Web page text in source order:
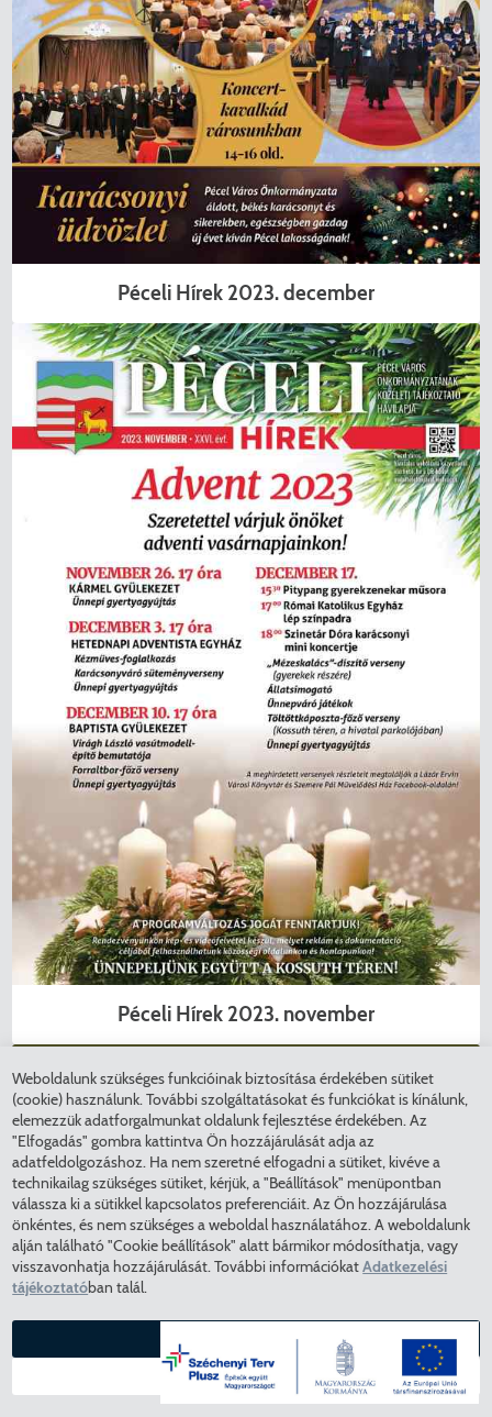
Péceli Hírek 2023. december
Péceli Hírek 2023. november
Weboldalunk szükséges funkcióinak biztosítása érdekében sütiket
(cookie) használunk. További szolgáltatásokat és funkciókat is kínálunk,
elemezzük adatforgalmunkat oldalunk fejlesztése érdekében. Az
"Elfogadás" gombra kattintva Ön hozzájárulását adja az
adatfeldolgozáshoz. Ha nem szeretné elfogadni a sütiket, kivéve a
technikailag szükséges sütiket, kérjük, a "Beállítások" menüpontban
válassza ki a sütikkel kapcsolatos preferenciáit. Az Ön hozzájárulása
önkéntes, és nem szükséges a weboldal használatához. A weboldalunk
alján található "Cookie beállítások" alatt bármikor módosíthatja, vagy
visszavonhatja hozzájárulását. További információkatAdatkezelési
tájékoztatóban talál.
BEÁLLÍTÁSOK